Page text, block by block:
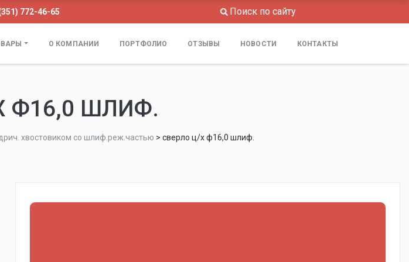
772-46-65 Поиск по сайту
О КОМПАНИИ ПОРТФОЛИО ОТЗЫВЫ НОВОСТИ КОНТАКТЫ
Ф16,0 ШЛИФ.
хвостовиком со шлиф.реж.частью > сверло ц/х ф16,0 шлиф.